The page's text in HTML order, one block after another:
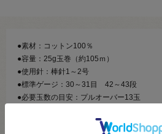
●素材：コットン100％
●容量：25g玉巻（約105ｍ）
●使用針：棒針1～2号
●標準ゲージ：30～31目 42～43段
●必要玉数の目安：プルオーバー13玉